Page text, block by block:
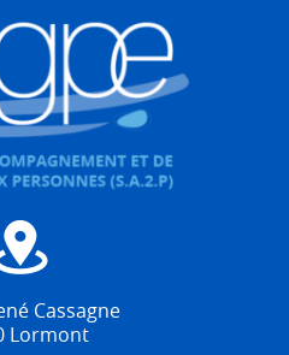
Cassagne
Lormont